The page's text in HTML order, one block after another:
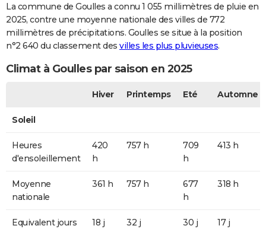
La commune de Goulles a connu 1 055 millimètres de pluie en
2025, contre une moyenne nationale des villes de 772
millimètres de précipitations. Goulles se situe à la position
n°2 640 du classement des villes les plus pluvieuses.
Climat à Goulles par saison en 2025
Hiver Printemps Eté Automne
Soleil
Heures
d'ensoleillement
420
h
757 h
709
h
413 h
Moyenne
nationale
361 h 757 h
677
h
318 h
Equivalent jours
18 j 32 j 30 j 17 j